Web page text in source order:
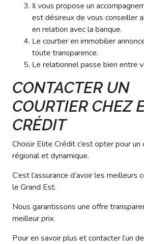
Il vous propose un
est désireux de vous conseiller
en relation avec la banque.
Le courtier en immobilier
toute transparence.
Le relationnel passe bien entre
CONTACTER UN
COURTIER CHEZ
CRÉDIT
Choisir Elite Crédit c’est opter pour un
régional et dynamique.
C’est l’assurance d’avoir les
le Grand Est.
Nous garantissons une offre
meilleur prix.
Pour en savoir plus et contacter l’un